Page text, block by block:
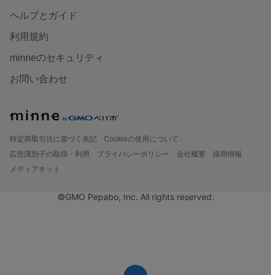
ヘルプとガイド
利用規約
minneのセキュリティ
お問い合わせ
特定商取引法に基づく表記
Cookieの使用について
広告識別子の取得・利用
プライバシーポリシー 会社概要
採用情報
メディアキット
©GMO Pepabo, Inc. All rights reserved.